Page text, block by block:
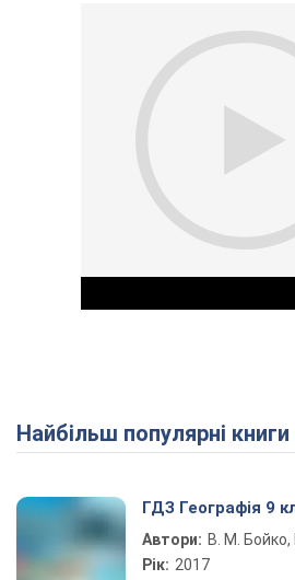
Найбільш популярні книги
ГДЗ Географія 9
Автори: В. М. Бойко,
Рік: 2017